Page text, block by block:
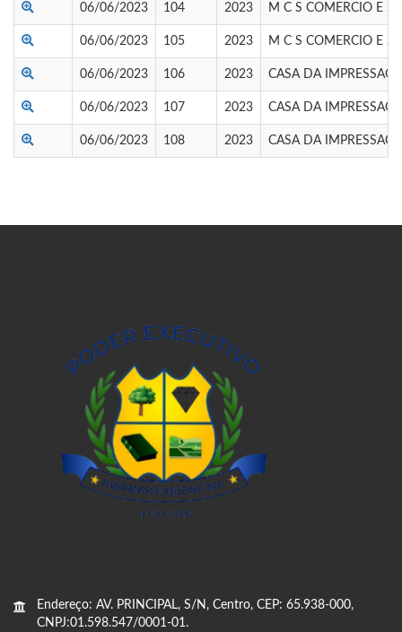
06/06/2023 104 2023 M C S COMERCIO E
06/06/2023 105 2023 M C S COMERCIO E
06/06/2023 106 2023 CASA DA IMPRESSAO
06/06/2023 107 2023 CASA DA IMPRESSAO
06/06/2023 108 2023 CASA DA IMPRESSAO
Endereço: AV. PRINCIPAL, S/N, Centro, CEP: 65.938-000,
CNPJ:01.598.547/0001-01.